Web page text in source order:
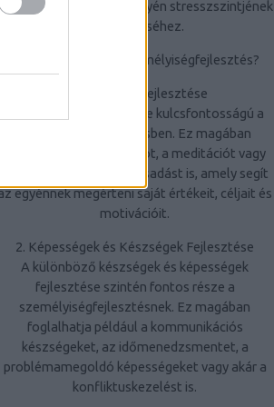
hozzájárulhat az egyén stresszszintjének
csökkentéséhez.
Hogyan Segíthet a Személyiségfejlesztés?
Önismeret Fejlesztése
Az önismeret fejlesztése kulcsfontosságú a
személyiségfejlesztésben. Ez magában
foglalhatja az önreflexiót, a meditációt vagy
akár pszichológiai tanácsadást is, amely segít
egyénnek megérteni saját értékeit, céljait és
motivációit.
2. Képességek és Készségek Fejlesztése
A különböző készségek és képességek
fejlesztése szintén fontos része a
személyiségfejlesztésnek. Ez magában
foglalhatja például a kommunikációs
készségeket, az időmenedzsmentet, a
problémamegoldó képességeket vagy akár a
konfliktuskezelést is.